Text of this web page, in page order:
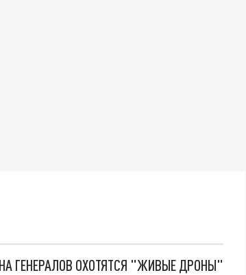
ГЕНЕРАЛОВ ОХОТЯТСЯ "ЖИВЫЕ ДРОНЫ"